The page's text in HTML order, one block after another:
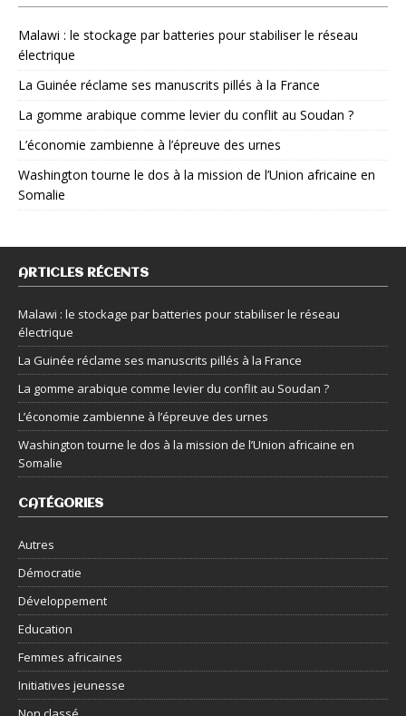
Malawi : le stockage par batteries pour stabiliser le réseau
électrique
La Guinée réclame ses manuscrits pillés à la France
La gomme arabique comme levier du conflit au Soudan ?
L’économie zambienne à l’épreuve des urnes
Washington tourne le dos à la mission de l’Union africaine en
Somalie
ARTICLES RÉCENTS
Malawi : le stockage par batteries pour stabiliser le réseau
électrique
La Guinée réclame ses manuscrits pillés à la France
La gomme arabique comme levier du conflit au Soudan ?
L’économie zambienne à l’épreuve des urnes
Washington tourne le dos à la mission de l’Union africaine en
Somalie
CATÉGORIES
Autres
Démocratie
Développement
Education
Femmes africaines
Initiatives jeunesse